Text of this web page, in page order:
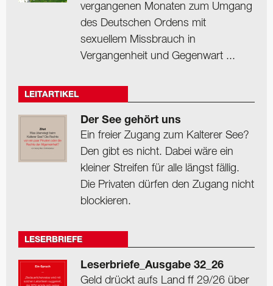
vergangenen Monaten zum Umgang
des Deutschen Ordens mit
sexuellem Missbrauch in
Vergangenheit und Gegenwart ...
LEITARTIKEL
Der See gehört uns
Ein freier Zugang zum Kalterer See?
Den gibt es nicht. Dabei wäre ein
kleiner Streifen für alle längst fällig.
Die Privaten dürfen den Zugang nicht
blockieren.
LESERBRIEFE
Leserbriefe_Ausgabe 32_26
Geld drückt aufs Land ff 29/26 über